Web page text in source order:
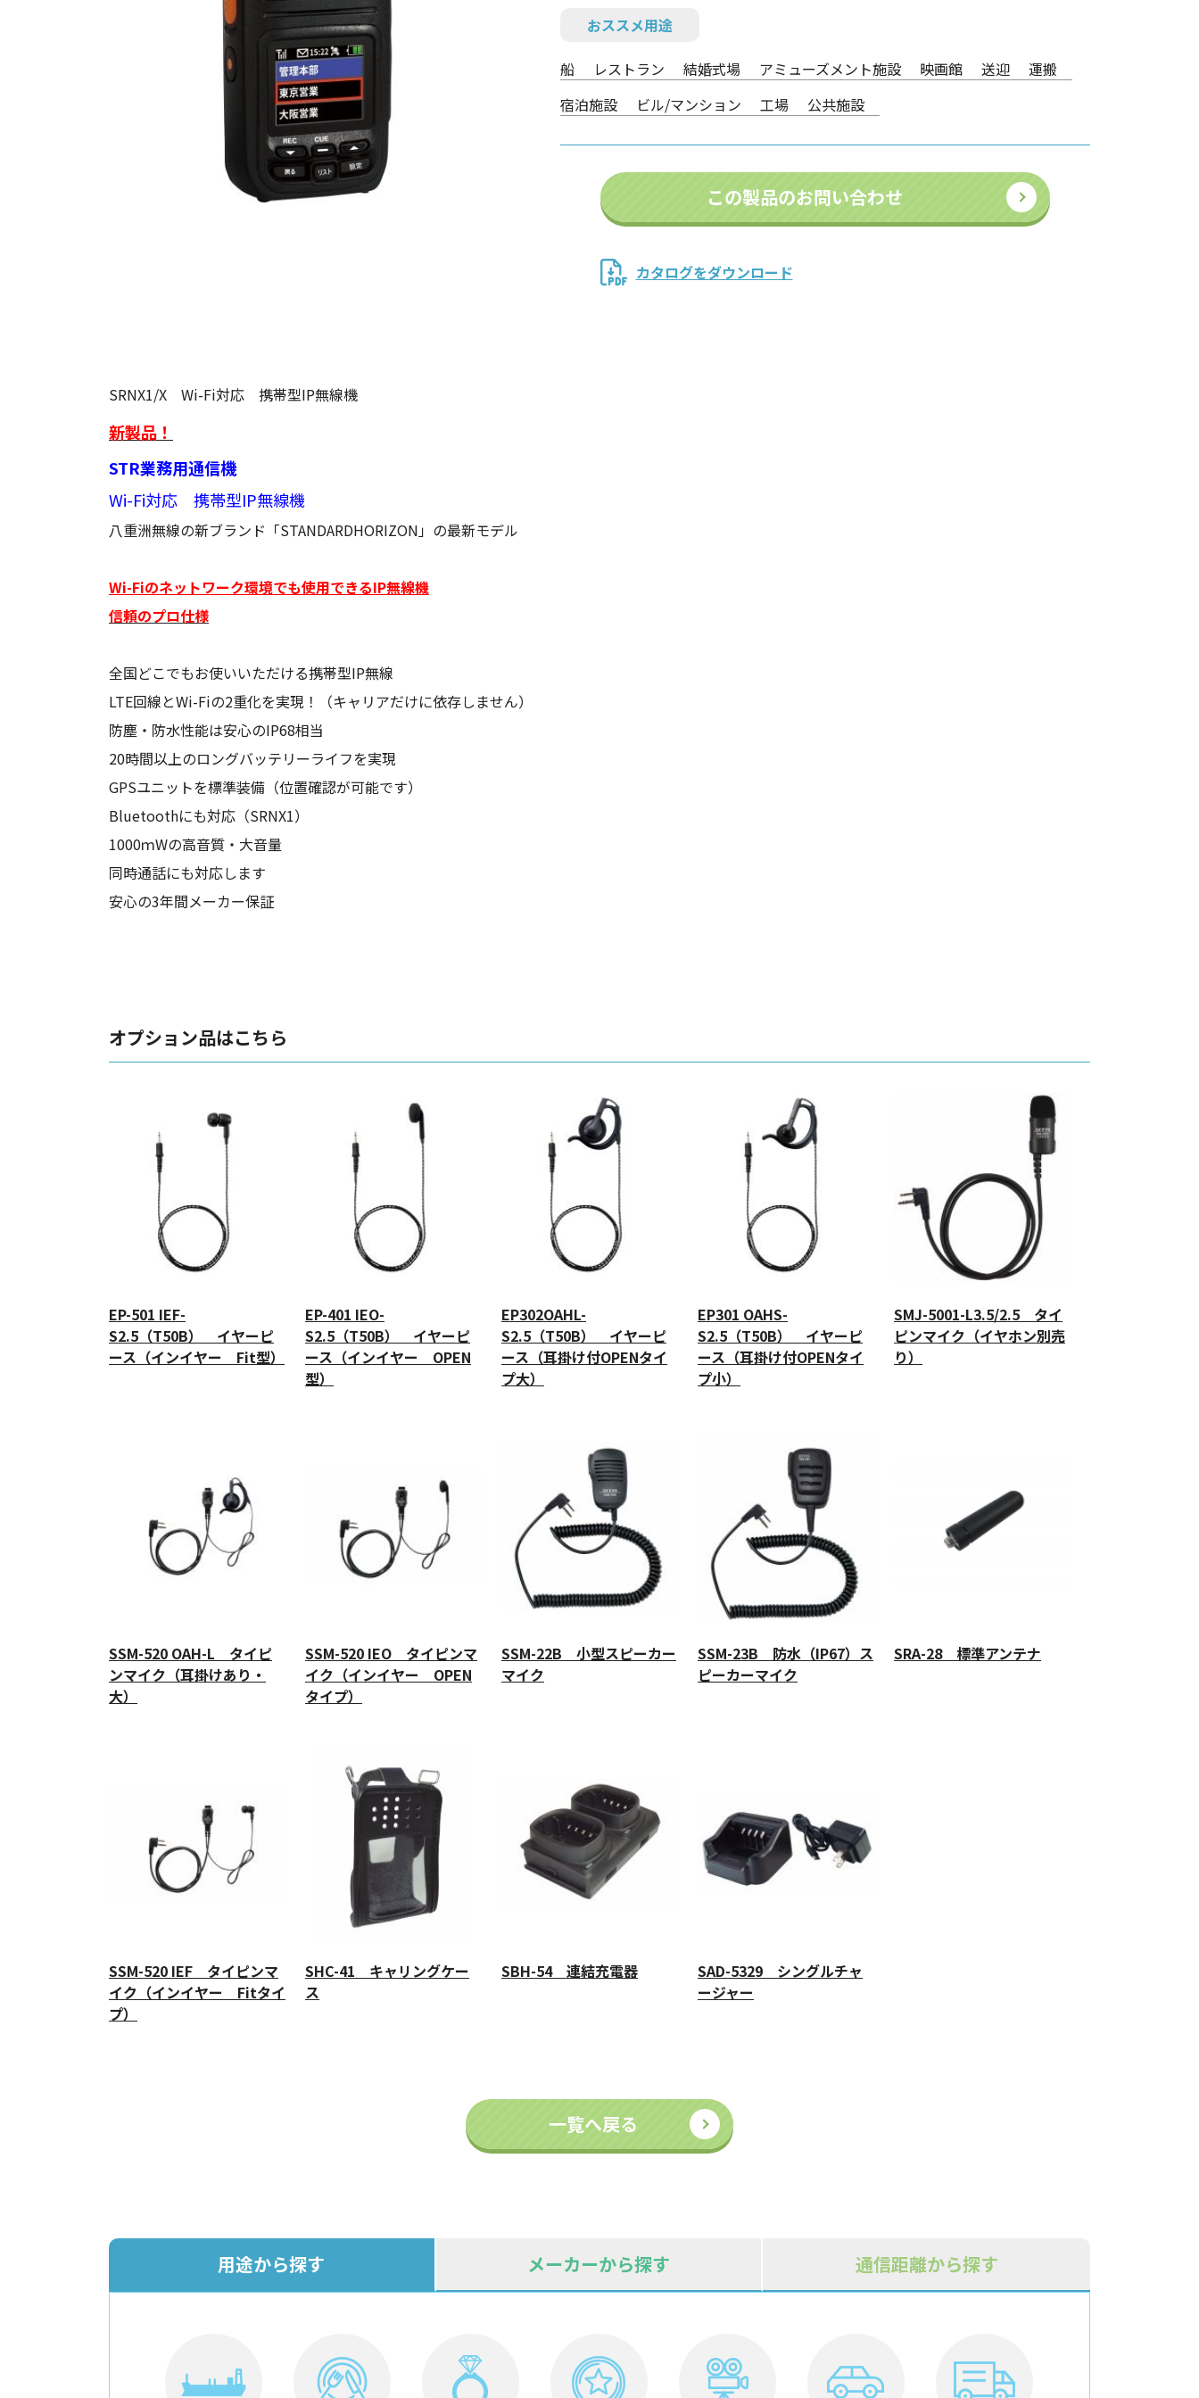
おススメ用途
船 レストラン 結婚式場 アミューズメント施設 映画館 送迎
運搬
宿泊施設
ビル/マンション 工場 公共施設
この製品のお問い合わせ
カタログをダウンロード
SRNX1/X Wi-Fi対応 携帯型IP無線機
新製品！
STR業務用通信機
Wi-Fi対応 携帯型IP無線機
八重洲無線の新ブランド「STANDARDHORIZON」の最新モデル
Wi-Fiのネットワーク環境でも使用できるIP無線機
信頼のプロ仕様
全国どこでもお使いいただける携帯型IP無線
LTE回線とWi-Fiの2重化を実現！（キャリアだけに依存しません）
防塵・防水性能は安心のIP68相当
20時間以上のロングバッテリーライフを実現
GPSユニットを標準装備（位置確認が可能です）
Bluetoothにも対応（SRNX1）
1000ｍWの高音質・大音量
同時通話にも対応します
安心の3年間メーカー保証
オプション品はこちら
EP-501 IEF-
S2.5（T50B） イヤーピ
ース（インイヤー Fit型）
EP-401 IEO-
S2.5（T50B） イヤーピ
ース（インイヤー OPEN
型）
EP302OAHL-
S2.5（T50B） イヤーピ
ース（耳掛け付OPENタイ
プ大）
EP301 OAHS-
S2.5（T50B） イヤーピ
ース（耳掛け付OPENタイ
プ小）
SMJ-5001-L3.5/2.5 タイ
ピンマイク（イヤホン別売
り）
SSM-520 OAH-L タイピ
ンマイク（耳掛けあり・
大）
SSM-520 IEO タイピンマ
イク（インイヤー OPEN
タイプ）
SSM-22B 小型スピーカー
マイク
SSM-23B 防水（IP67）ス
ピーカーマイク
SRA-28 標準アンテナ
SSM-520 IEF タイピンマ
イク（インイヤー Fitタイ
プ）
SHC-41 キャリングケー
ス
SBH-54 連結充電器
SAD-5329 シングルチャ
ージャー
一覧へ戻る
用途から探す メーカーから探す 通信距離から探す